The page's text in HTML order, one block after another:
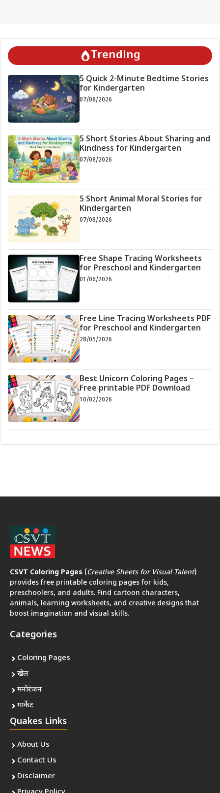
Trending
5 Quick 2-Minute Bedtime Stories
for Kindergarten
07/08/2026
5 Short Stories About Sharing and
Kindness for Kindergarten
07/08/2026
5 Short Animal Moral Stories for
Kindergarten
07/08/2026
Free Shape Tracing Worksheets
for Preschool and Kindergarten
01/06/2026
Free Line Tracing Worksheets PDF
for Preschool and Kindergarten
28/05/2026
Best Unicorn Coloring Pages –
Free printable PDF Download
10/02/2026
CSVT Coloring Pages (Creative Sheets for Visual Talent)
provides free printable coloring pages for kids,
preschoolers, and adults. Find cartoon characters,
animals, learning worksheets, and creative designs that
boost imagination and visual skills.
Categories
Coloring Pages
खेल
मनोरंजन
मार्केट
Quakes Links
About Us
Contact Us
Disclaimer